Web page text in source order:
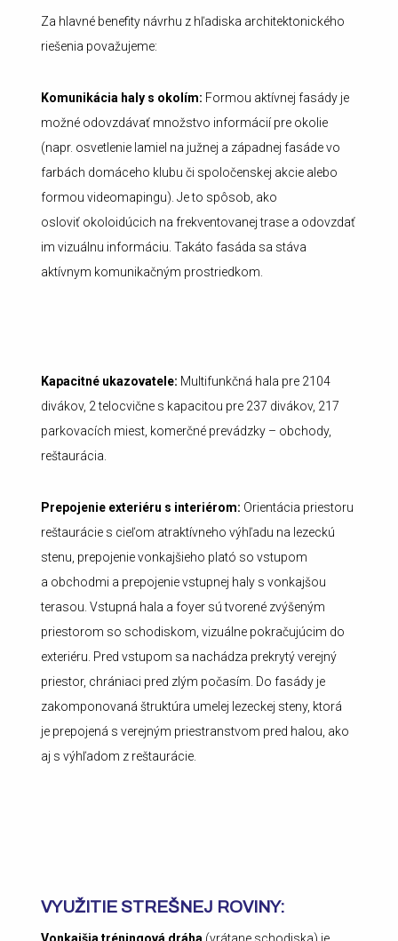
Za hlavné benefity návrhu z hľadiska architektonického
riešenia považujeme:
Komunikácia haly s okolím: Formou aktívnej fasády je
možné odovzdávať množstvo informácií pre okolie
(napr. osvetlenie lamiel na južnej a západnej fasáde vo
farbách domáceho klubu či spoločenskej akcie alebo
formou videomapingu). Je to spôsob, ako
osloviť okoloidúcich na frekventovanej trase a odovzdať
im vizuálnu informáciu. Takáto fasáda sa stáva
aktívnym komunikačným prostriedkom.
Kapacitné ukazovatele: Multifunkčná hala pre 2104
divákov, 2 telocvične s kapacitou pre 237 divákov, 217
parkovacích miest, komerčné prevádzky – obchody,
reštaurácia.
Prepojenie exteriéru s interiérom: Orientácia priestoru
reštaurácie s cieľom atraktívneho výhľadu na lezeckú
stenu, prepojenie vonkajšieho plató so vstupom
a obchodmi a prepojenie vstupnej haly s vonkajšou
terasou. Vstupná hala a foyer sú tvorené zvýšeným
priestorom so schodiskom, vizuálne pokračujúcim do
exteriéru. Pred vstupom sa nachádza prekrytý verejný
priestor, chrániaci pred zlým počasím. Do fasády je
zakomponovaná štruktúra umelej lezeckej steny, ktorá
je prepojená s verejným priestranstvom pred halou, ako
aj s výhľadom z reštaurácie.
VYUŽITIE STREŠNEJ ROVINY:
Vonkajšia tréningová dráha (vrátane schodiska) je